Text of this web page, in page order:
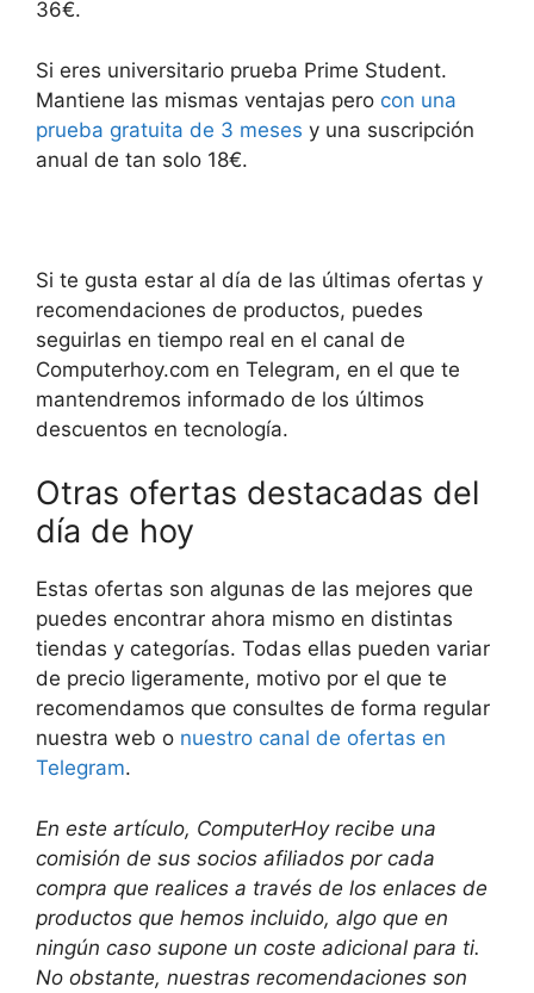
36€.
Si eres universitario prueba Prime Student.
Mantiene las mismas ventajas pero con una
prueba gratuita de 3 meses y una suscripción
anual de tan solo 18€.
Si te gusta estar al día de las últimas ofertas y
recomendaciones de productos, puedes
seguirlas en tiempo real en el canal de
Computerhoy.com en Telegram, en el que te
mantendremos informado de los últimos
descuentos en tecnología.
Otras ofertas destacadas del
día de hoy
Estas ofertas son algunas de las mejores que
puedes encontrar ahora mismo en distintas
tiendas y categorías. Todas ellas pueden variar
de precio ligeramente, motivo por el que te
recomendamos que consultes de forma regular
nuestra web o nuestro canal de ofertas en
Telegram.
En este artículo, ComputerHoy recibe una
comisión de sus socios afiliados por cada
compra que realices a través de los enlaces de
productos que hemos incluido, algo que en
ningún caso supone un coste adicional para ti.
No obstante, nuestras recomendaciones son